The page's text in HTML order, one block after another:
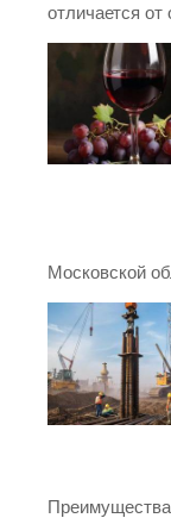
отличается
Московской